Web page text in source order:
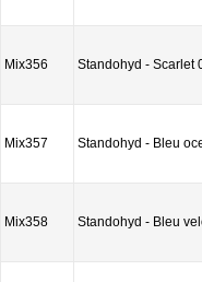
Mix356 Standohyd - Scarlet
Mix357 Standohyd - Bleu
Mix358 Standohyd - Bleu